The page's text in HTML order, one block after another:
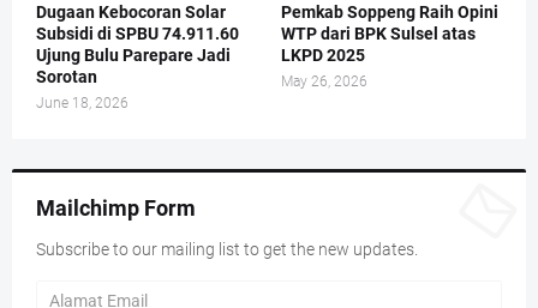
Dugaan Kebocoran Solar
Subsidi di SPBU 74.911.60
Ujung Bulu Parepare Jadi
Sorotan
June 18, 2026
Pemkab Soppeng Raih Opini
WTP dari BPK Sulsel atas
LKPD 2025
May 26, 2026
Mailchimp Form
Subscribe to our mailing list to get the new updates.